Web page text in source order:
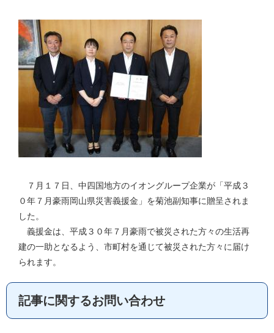
７月１７日、中四国地方のイオングループ企業が「平成３
０年７月豪雨岡山県災害義援金」を菊池副知事に贈呈されま
した。
義援金は、平成３０年７月豪雨で被災された方々の生活再
建の一助となるよう、市町村を通じて被災された方々に届け
られます。
記事に関するお問い合わせ